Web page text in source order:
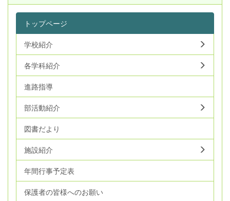
トップページ
学校紹介
各学科紹介
進路指導
部活動紹介
図書だより
施設紹介
年間行事予定表
保護者の皆様へのお願い